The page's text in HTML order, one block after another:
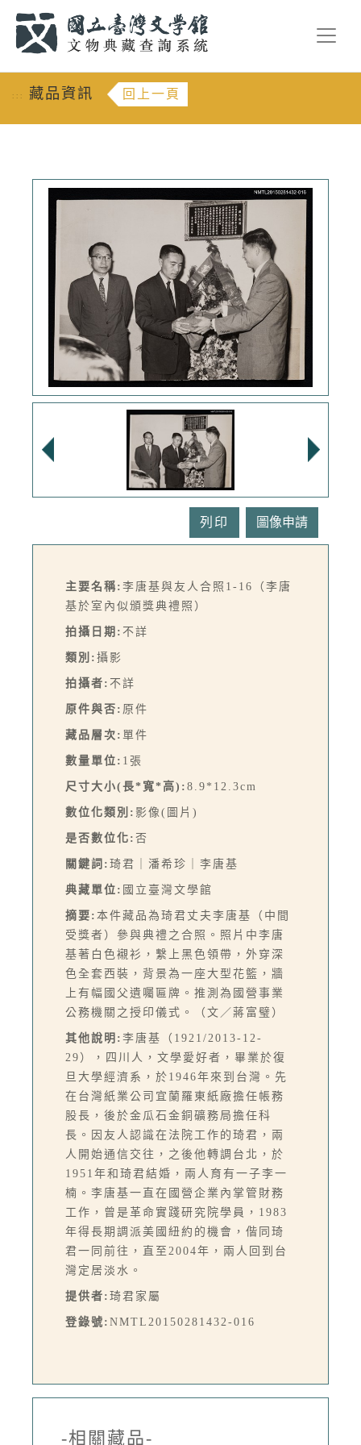
::: 藏品資訊 回上一頁
列印
主要名稱: 李唐基與友人合照1-16（李唐
基於室內似頒獎典禮照）
拍攝日期: 不詳
類別: 攝影
拍攝者: 不詳
原件與否: 原件
藏品層次: 單件
數量單位: 1張
尺寸大小(長*寬*高): 8.9*12.3cm
數位化類別: 影像(圖片)
是否數位化: 否
關鍵詞: 琦君｜潘希珍｜李唐基
典藏單位: 國立臺灣文學館
摘要: 本件藏品為琦君丈夫李唐基（中間
受獎者）參與典禮之合照。照片中李唐
基著白色襯衫，繫上黑色領帶，外穿深
色全套西裝，背景為一座大型花籃，牆
上有幅國父遺囑匾牌。推測為國營事業
公務機關之授印儀式。（文／蔣富璧）
其他說明: 李唐基（1921/2013-12-
29），四川人，文學愛好者，畢業於復
旦大學經濟系，於1946年來到台灣。先
在台灣紙業公司宜蘭羅東紙廠擔任帳務
股長，後於金瓜石金銅礦務局擔任科
長。因友人認識在法院工作的琦君，兩
人開始通信交往，之後他轉調台北，於
1951年和琦君結婚，兩人育有一子李一
楠。李唐基一直在國營企業內掌管財務
工作，曾是革命實踐研究院學員，1983
年得長期調派美國紐約的機會，偕同琦
君一同前往，直至2004年，兩人回到台
灣定居淡水。
提供者: 琦君家屬
登錄號: NMTL20150281432-016
-相關藏品-